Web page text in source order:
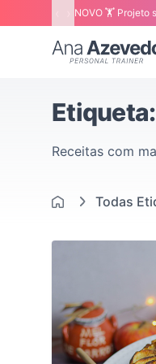
NOVO 🏋 Projeto
Ana Azevedo
Receitas com
Todas